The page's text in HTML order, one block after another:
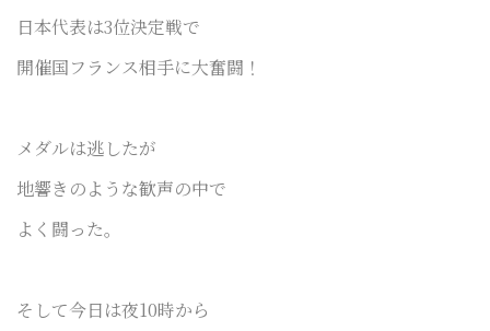
日本代表は3位決定戦で
開催国フランス相手に大奮闘！
メダルは逃したが
地響きのような歓声の中で
よく闘った。
そして今日は夜10時から